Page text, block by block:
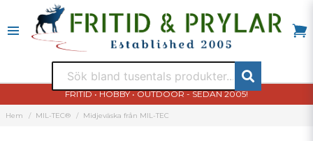
FRITID • HOBBY • OUTDOOR - SEDAN 2005!
Hem MIL-TEC® Midjeväska från MIL-TEC